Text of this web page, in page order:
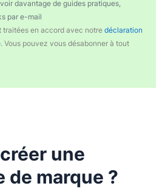
davantage de guides pratiques,
par e-mail
traitées en accord avec notre déclaration
. Vous pouvez vous désabonner à tout
une
de marque ?